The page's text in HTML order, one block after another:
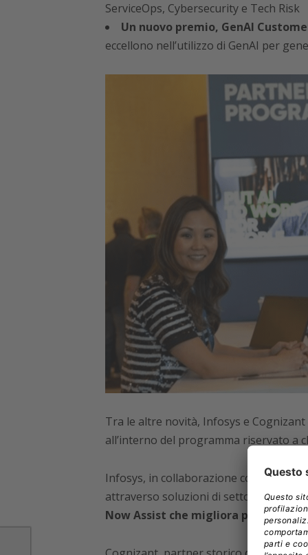
ServiceOps, Cybersecurity e Tech Risk
Un nuovo premio, GenAI
eccellono nell’utilizzo di GenAI per
Tra le altre novità, Infosys e
all’interno del programma riservato a
Infosys, in collaborazione con
attraverso soluzioni di settore basate
Now Assist che migliora